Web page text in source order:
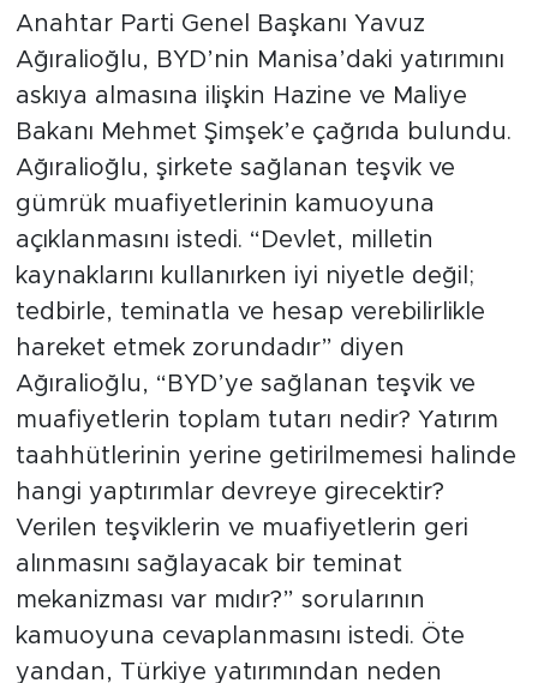
Anahtar Parti Genel Başkanı Yavuz
Ağıralioğlu, BYD’nin Manisa’daki yatırımını
askıya almasına ilişkin Hazine ve Maliye
Bakanı Mehmet Şimşek’e çağrıda bulundu.
Ağıralioğlu, şirkete sağlanan teşvik ve
gümrük muafiyetlerinin kamuoyuna
açıklanmasını istedi. “Devlet, milletin
kaynaklarını kullanırken iyi niyetle değil;
tedbirle, teminatla ve hesap verebilirlikle
hareket etmek zorundadır” diyen
Ağıralioğlu, “BYD’ye sağlanan teşvik ve
muafiyetlerin toplam tutarı nedir? Yatırım
taahhütlerinin yerine getirilmemesi halinde
hangi yaptırımlar devreye girecektir?
Verilen teşviklerin ve muafiyetlerin geri
alınmasını sağlayacak bir teminat
mekanizması var mıdır?” sorularının
kamuoyuna cevaplanmasını istedi. Öte
yandan, Türkiye yatırımından neden